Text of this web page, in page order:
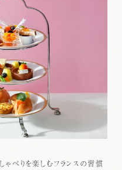
べりを楽しむフランスの習慣